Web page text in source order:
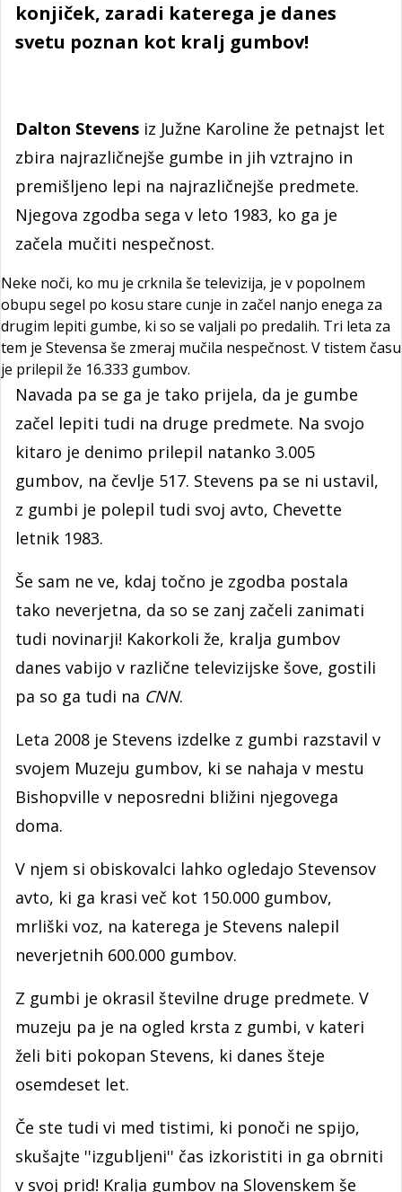
konjiček, zaradi katerega je danes
svetu poznan kot kralj gumbov!
Dalton Stevens iz Južne Karoline že petnajst let
zbira najrazličnejše gumbe in jih vztrajno in
premišljeno lepi na najrazličnejše predmete.
Njegova zgodba sega v leto 1983, ko ga je
začela mučiti nespečnost.
Neke noči, ko mu je crknila še televizija, je v popolnem
obupu segel po kosu stare cunje in začel nanjo enega za
drugim lepiti gumbe, ki so se valjali po predalih. Tri leta za
tem je Stevensa še zmeraj mučila nespečnost. V tistem času
je prilepil že 16.333 gumbov.
Navada pa se ga je tako prijela, da je gumbe
začel lepiti tudi na druge predmete. Na svojo
kitaro je denimo prilepil natanko 3.005
gumbov, na čevlje 517. Stevens pa se ni ustavil,
z gumbi je polepil tudi svoj avto, Chevette
letnik 1983.
Še sam ne ve, kdaj točno je zgodba postala
tako neverjetna, da so se zanj začeli zanimati
tudi novinarji! Kakorkoli že, kralja gumbov
danes vabijo v različne televizijske šove, gostili
pa so ga tudi na CNN.
Leta 2008 je Stevens izdelke z gumbi razstavil v
svojem Muzeju gumbov, ki se nahaja v mestu
Bishopville v neposredni bližini njegovega
doma.
V njem si obiskovalci lahko ogledajo Stevensov
avto, ki ga krasi več kot 150.000 gumbov,
mrliški voz, na katerega je Stevens nalepil
neverjetnih 600.000 gumbov.
Z gumbi je okrasil številne druge predmete. V
muzeju pa je na ogled krsta z gumbi, v kateri
želi biti pokopan Stevens, ki danes šteje
osemdeset let.
Če ste tudi vi med tistimi, ki ponoči ne spijo,
skušajte ''izgubljeni'' čas izkoristiti in ga obrniti
v svoj prid! Kralja gumbov na Slovenskem še